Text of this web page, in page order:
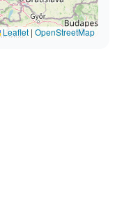
Leaflet | OpenStreetMap